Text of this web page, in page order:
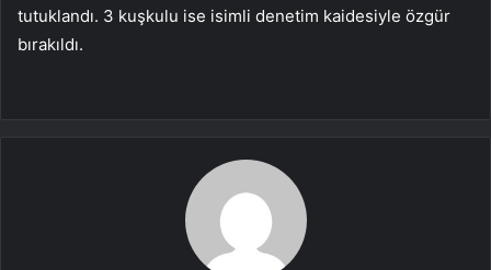
tutuklandı. 3 kuşkulu ise isimli denetim kaidesiyle özgür
bırakıldı.